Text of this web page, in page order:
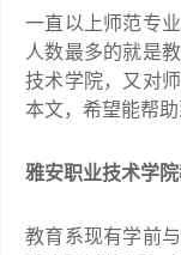
一直以上师范专
人数最多的就是
技术学院，又对
本文，希望能帮助
雅安职业技术学
教育系现有学前